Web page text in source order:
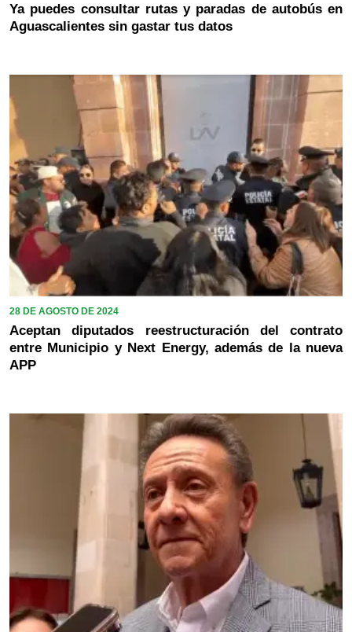
Ya puedes consultar rutas y paradas de autobús en
Aguascalientes sin gastar tus datos
28 DE AGOSTO DE 2024
Aceptan diputados reestructuración del contrato
entre Municipio y Next Energy, además de la nueva
APP